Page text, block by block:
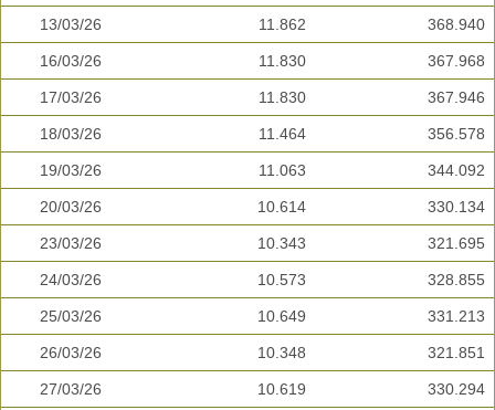
13/03/26 11.862 368.940
16/03/26 11.830 367.968
17/03/26 11.830 367.946
18/03/26 11.464 356.578
19/03/26 11.063 344.092
20/03/26 10.614 330.134
23/03/26 10.343 321.695
24/03/26 10.573 328.855
25/03/26 10.649 331.213
26/03/26 10.348 321.851
27/03/26 10.619 330.294